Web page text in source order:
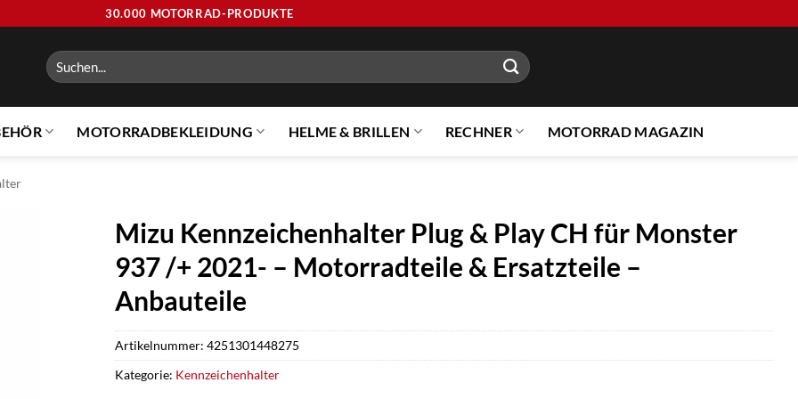
30.000 MOTORRAD-PRODUKTE
Suchen
nach:
MOTORRADBEKLEIDUNG HELME & BRILLEN RECHNER MOTORRAD MAGAZIN
Mizu Kennzeichenhalter Plug & Play CH für Monster
937 /+ 2021- – Motorradteile & Ersatzteile –
Anbauteile
Artikelnummer: 4251301448275
Kategorie: Kennzeichenhalter